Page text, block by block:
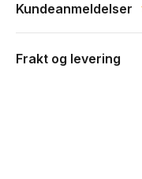
Kundeanmeldelser
Frakt og levering